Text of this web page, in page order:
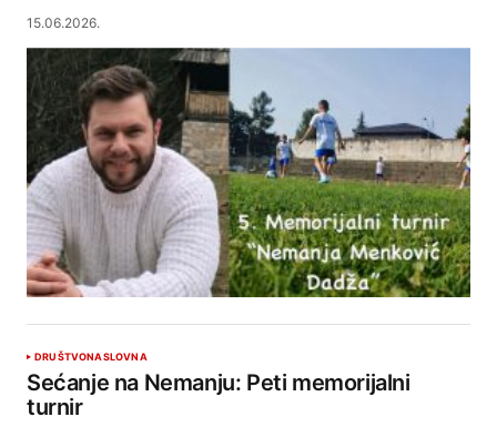
15.06.2026.
DRUŠTVONASLOVNA
Sećanje na Nemanju: Peti memorijalni
turnir